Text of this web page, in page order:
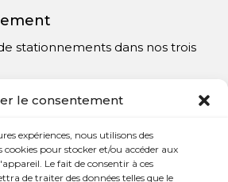
le consentement
expériences, nous utilisons des
cookies pour stocker et/ou accéder aux
Le fait de consentir à ces
de traiter des données telles que le
stationnements dans nos trois